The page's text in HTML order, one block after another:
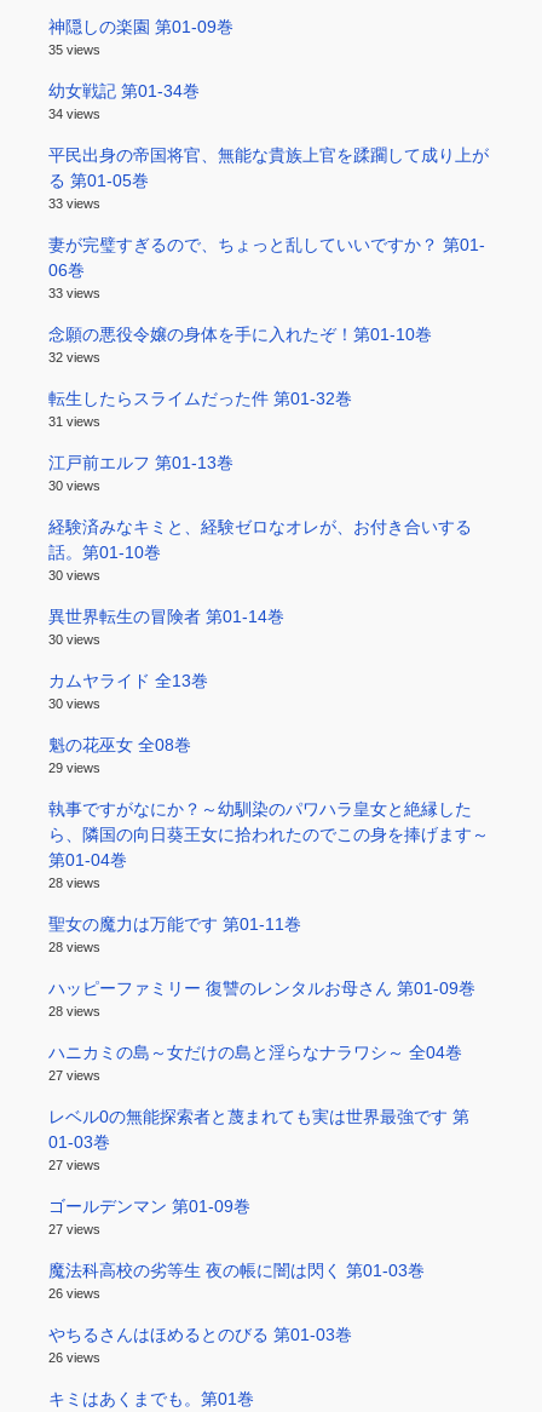
神隠しの楽園 第01-09巻
35 views
幼女戦記 第01-34巻
34 views
平民出身の帝国将官、無能な貴族上官を蹂躙して成り上が
る 第01-05巻
33 views
妻が完璧すぎるので、ちょっと乱していいですか？ 第01-
06巻
33 views
念願の悪役令嬢の身体を手に入れたぞ！第01-10巻
32 views
転生したらスライムだった件 第01-32巻
31 views
江戸前エルフ 第01-13巻
30 views
経験済みなキミと、経験ゼロなオレが、お付き合いする
話。第01-10巻
30 views
異世界転生の冒険者 第01-14巻
30 views
カムヤライド 全13巻
30 views
魁の花巫女 全08巻
29 views
執事ですがなにか？～幼馴染のパワハラ皇女と絶縁した
ら、隣国の向日葵王女に拾われたのでこの身を捧げます～
第01-04巻
28 views
聖女の魔力は万能です 第01-11巻
28 views
ハッピーファミリー 復讐のレンタルお母さん 第01-09巻
28 views
ハニカミの島～女だけの島と淫らなナラワシ～ 全04巻
27 views
レベル0の無能探索者と蔑まれても実は世界最強です 第
01-03巻
27 views
ゴールデンマン 第01-09巻
27 views
魔法科高校の劣等生 夜の帳に闇は閃く 第01-03巻
26 views
やちるさんはほめるとのびる 第01-03巻
26 views
キミはあくまでも。第01巻